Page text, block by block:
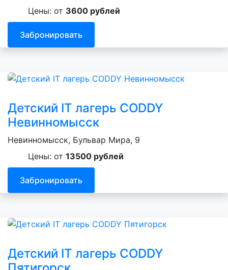
Цены: от 3600 рублей
Забронировать
Детский IT лагерь CODDY
Невинномысск
Невинномысск, Бульвар Мира, 9
Цены: от 13500 рублей
Забронировать
Детский IT лагерь CODDY